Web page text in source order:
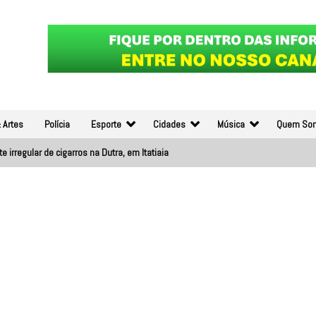
Artes Polícia Esporte Cidades Música Quem
irregular de cigarros na Dutra, em Itatiaia